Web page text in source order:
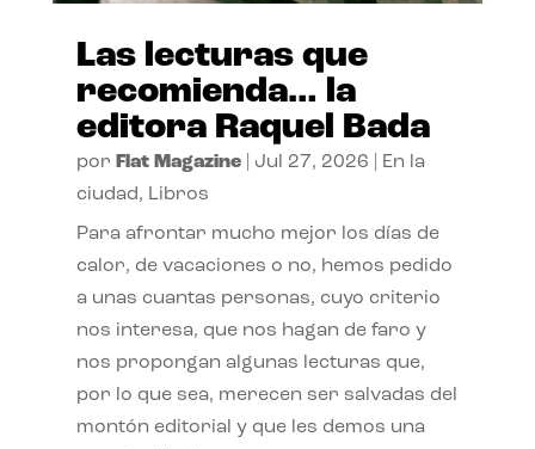
Las lecturas que
recomienda… la
editora Raquel Bada
por Flat Magazine| Jul 27, 2026
En la
ciudad, Libros
Para afrontar mucho mejor los días de
calor, de vacaciones o no, hemos pedido
a unas cuantas personas, cuyo criterio
nos interesa, que nos hagan de faro y
nos propongan algunas lecturas que,
por lo que sea, merecen ser salvadas del
montón editorial y que les demos una